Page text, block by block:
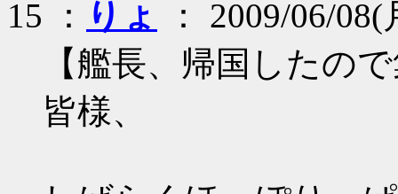
15 ： りょ
： 2009/06/
【艦長、帰国したの
皆様、